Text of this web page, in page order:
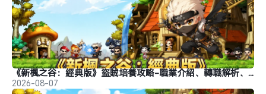
《新楓之谷：經典版》盜賊培養攻略-職業介紹、轉職解析、玩法推薦
2026-08-07